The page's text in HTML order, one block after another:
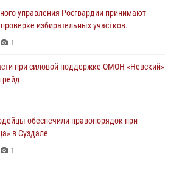
управления Росгвардии принимают
избирательных участков.
1
при силовой поддержке ОМОН «Невский»
рейд
обеспечили правопорядок при
в Суздале
1